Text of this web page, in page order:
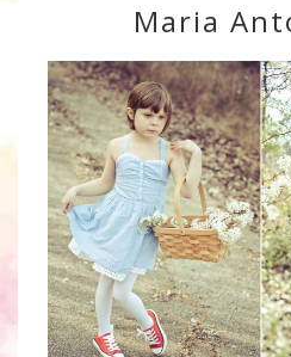
Maria